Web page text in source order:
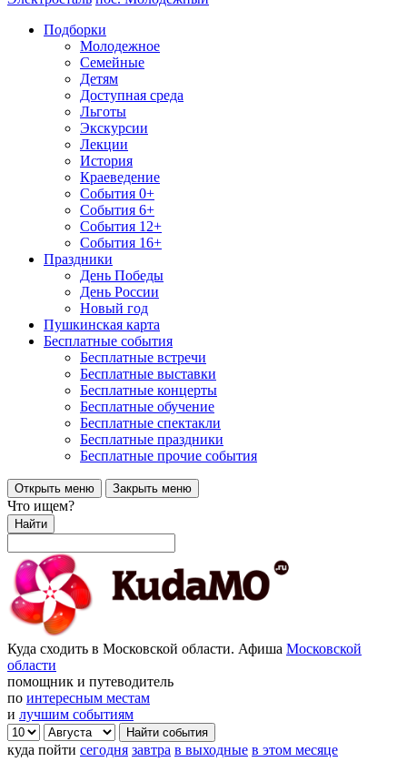
Подборки
Молодежное
Семейные
Детям
Доступная среда
Льготы
Экскурсии
Лекции
История
Краеведение
События 0+
События 6+
События 12+
События 16+
Праздники
День Победы
День России
Новый год
Пушкинская карта
Бесплатные события
Бесплатные встречи
Бесплатные выставки
Бесплатные концерты
Бесплатные обучение
Бесплатные спектакли
Бесплатные праздники
Бесплатные прочие события
Открыть меню Закрыть меню
Что ищем?
Найти
Куда сходить в Московской области. Афиша Московской
области
помощник и путеводитель
по интересным местам
и лучшим событиям
куда пойти сегодня завтра в выходные в этом месяце